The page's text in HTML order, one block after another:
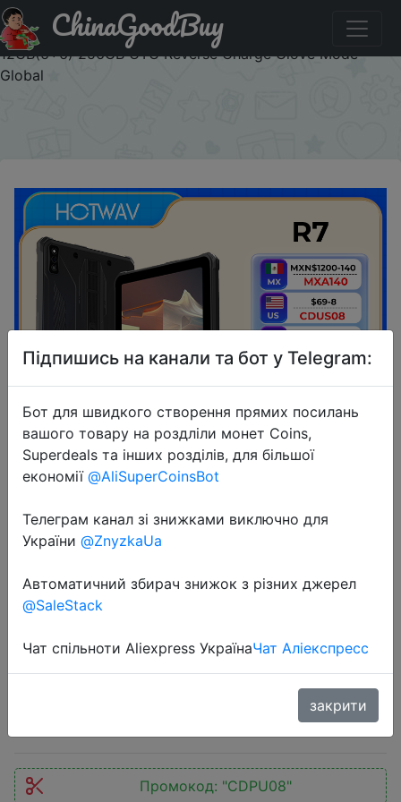
Промокод на знижку CDPU08 2024 World Premeire
HOTWAV R7 Rugged Tablets Android 10.1'' HD+ 15600mAh
12GB(6+6) 256GB OTG Reverse Charge Glove Mode
Global
ChinaGoodBuy
2024-05-06
2024 World Premeire HOTWAV R7
Rugged Tablets Android 10.1'' HD+
Reverse Charge Glove Mode Global
Промокод: "CDPU08"
Підпишись на канали та бот у Telegram:
Бот для швидкого створення прямих посилань
вашого товару на роздліли монет Coins,
Superdeals та інших розділів, для більшої
економії @AliSuperCoinsBot
Телеграм канал зі знижками виключно для
України @ZnyzkaUa
Автоматичний збирач знижок з різних джерел
@SaleStack
Чат спільноти Aliexpress УкраїнаЧат Аліекспресс
закрити